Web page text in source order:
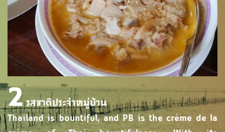
2รสชาติประจำหมู่บ้าน
Thailand is bountiful, and PB is the crème de la